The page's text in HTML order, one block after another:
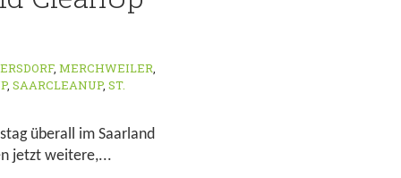
, MERCHWEILER,
, SAARCLEANUP, ST.
überall im Saarland
jetzt weitere,...